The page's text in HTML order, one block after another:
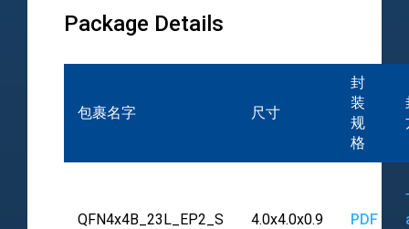
Package Details
包裹名字 尺寸
封
装
规
格
QFN4x4B_23L_EP2_S 4.0x4.0x0.9 PDF